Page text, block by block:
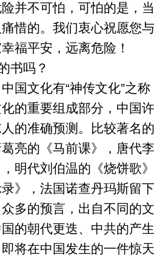
并不可怕，可怕的是，
惜的。我们衷心祝愿您
福平安，远离危险！
书吗？
国文化有“神传文化”之
的重要组成部分，中国
的准确预测。比较著名
亮的《马前课》，唐代
明代刘伯温的《烧饼歌
》，法国诺查丹玛斯留
众多的预言，出自不同的
的朝代更迭、中共的产
将在中国发生的一件惊